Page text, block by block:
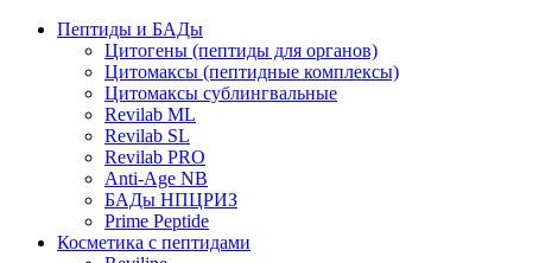
Пептиды и БАДы
Цитогены (пептиды для органов)
Цитомаксы (пептидные комплексы)
Цитомаксы сублингвальные
Revilab ML
Revilab SL
Revilab PRO
Anti-Age NB
БАДы НПЦРИЗ
Prime Peptide
Косметика с пептидами